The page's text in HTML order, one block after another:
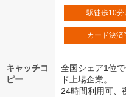
駅徒歩10分
カード決済
キャッチコ
ピー
全国シェア1位
ド上場企業。
24時間利用可、